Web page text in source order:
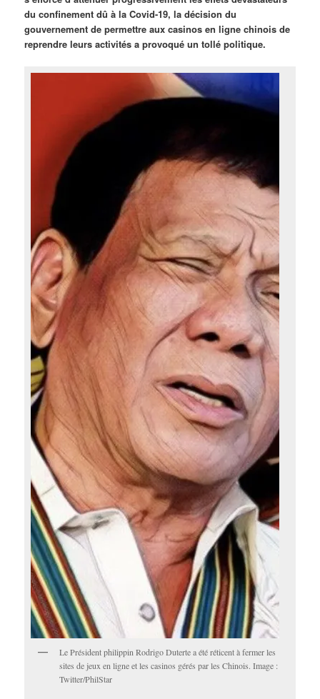
du confinement dû à la Covid-19, la décision du
gouvernement de permettre aux casinos en ligne chinois de
reprendre leurs activités a provoqué un tollé politique.
Le Président philippin Rodrigo Duterte a été réticent à fermer les
sites de jeux en ligne et les casinos gérés par les Chinois. Image :
Twitter/PhilStar